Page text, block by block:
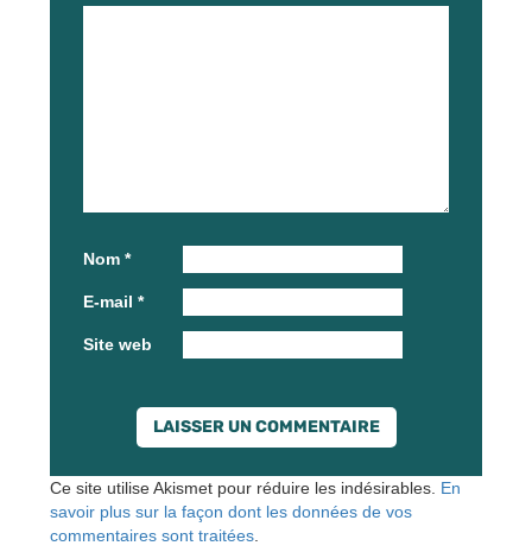
Nom *
E-mail *
Site web
Ce site utilise Akismet pour réduire les indésirables. En
savoir plus sur la façon dont les données de vos
commentaires sont traitées